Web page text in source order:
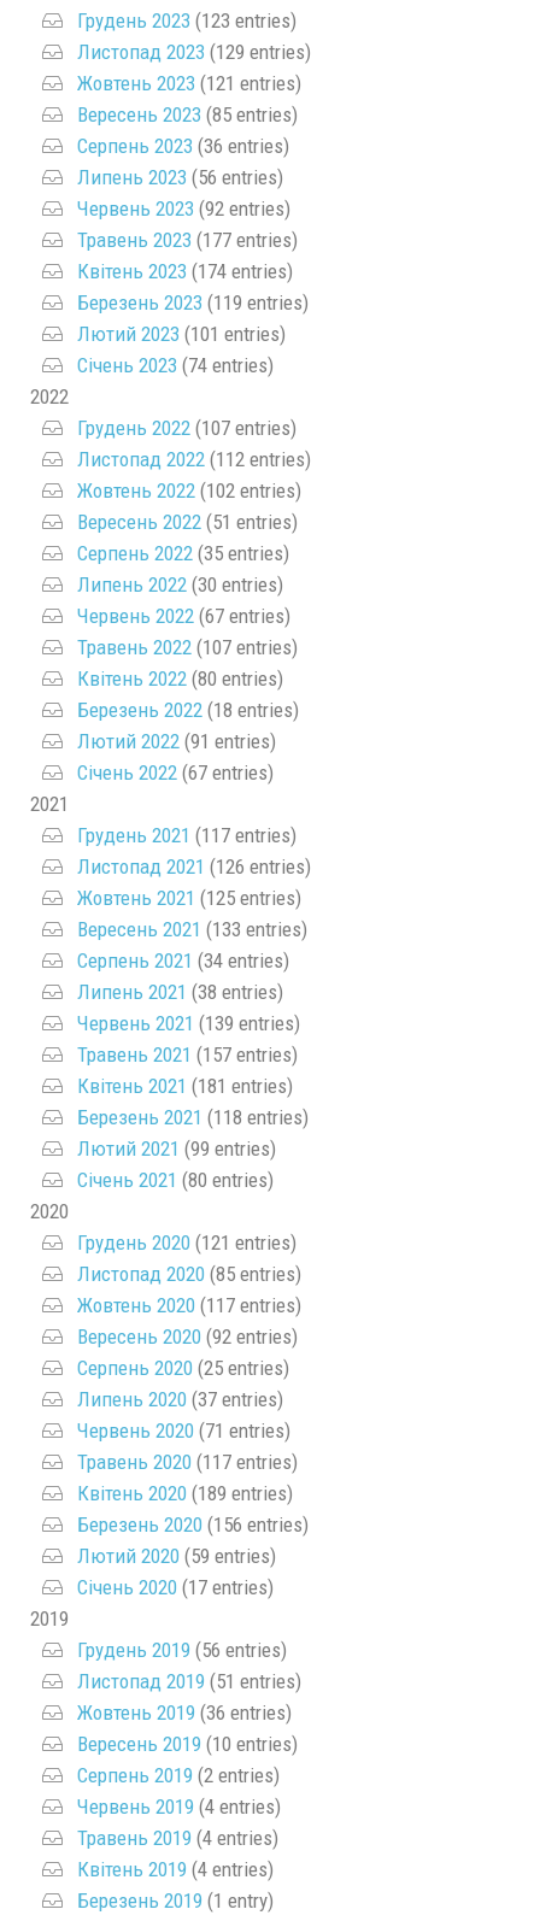
Грудень 2023 (123 entries)
Листопад 2023 (129 entries)
Жовтень 2023 (121 entries)
Вересень 2023 (85 entries)
Серпень 2023 (36 entries)
Липень 2023 (56 entries)
Червень 2023 (92 entries)
Травень 2023 (177 entries)
Квітень 2023 (174 entries)
Березень 2023 (119 entries)
Лютий 2023 (101 entries)
Січень 2023 (74 entries)
2022
Грудень 2022 (107 entries)
Листопад 2022 (112 entries)
Жовтень 2022 (102 entries)
Вересень 2022 (51 entries)
Серпень 2022 (35 entries)
Липень 2022 (30 entries)
Червень 2022 (67 entries)
Травень 2022 (107 entries)
Квітень 2022 (80 entries)
Березень 2022 (18 entries)
Лютий 2022 (91 entries)
Січень 2022 (67 entries)
2021
Грудень 2021 (117 entries)
Листопад 2021 (126 entries)
Жовтень 2021 (125 entries)
Вересень 2021 (133 entries)
Серпень 2021 (34 entries)
Липень 2021 (38 entries)
Червень 2021 (139 entries)
Травень 2021 (157 entries)
Квітень 2021 (181 entries)
Березень 2021 (118 entries)
Лютий 2021 (99 entries)
Січень 2021 (80 entries)
2020
Грудень 2020 (121 entries)
Листопад 2020 (85 entries)
Жовтень 2020 (117 entries)
Вересень 2020 (92 entries)
Серпень 2020 (25 entries)
Липень 2020 (37 entries)
Червень 2020 (71 entries)
Травень 2020 (117 entries)
Квітень 2020 (189 entries)
Березень 2020 (156 entries)
Лютий 2020 (59 entries)
Січень 2020 (17 entries)
2019
Грудень 2019 (56 entries)
Листопад 2019 (51 entries)
Жовтень 2019 (36 entries)
Вересень 2019 (10 entries)
Серпень 2019 (2 entries)
Червень 2019 (4 entries)
Травень 2019 (4 entries)
Квітень 2019 (4 entries)
Березень 2019 (1 entry)